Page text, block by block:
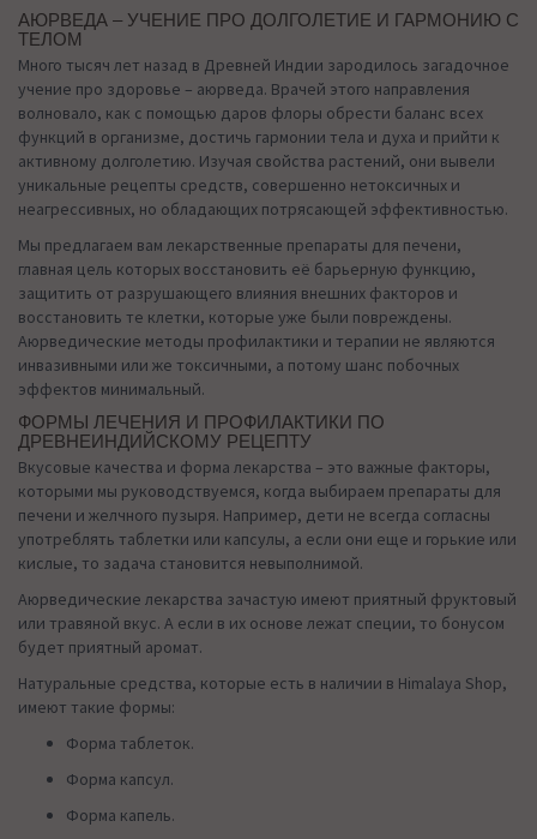
АЮРВЕДА – УЧЕНИЕ ПРО ДОЛГОЛЕТИЕ И ГАРМОНИЮ С
ТЕЛОМ
Много тысяч лет назад в Древней Индии зародилось загадочное
учение про здоровье – аюрведа. Врачей этого направления
волновало, как с помощью даров флоры обрести баланс всех
функций в организме, достичь гармонии тела и духа и прийти к
активному долголетию. Изучая свойства растений, они вывели
уникальные рецепты средств, совершенно нетоксичных и
неагрессивных, но обладающих потрясающей эффективностью.
Мы предлагаем вам лекарственные препараты для печени,
главная цель которых восстановить её барьерную функцию,
защитить от разрушающего влияния внешних факторов и
восстановить те клетки, которые уже были повреждены.
Аюрведические методы профилактики и терапии не являются
инвазивными или же токсичными, а потому шанс побочных
эффектов минимальный.
ФОРМЫ ЛЕЧЕНИЯ И ПРОФИЛАКТИКИ ПО
ДРЕВНЕИНДИЙСКОМУ РЕЦЕПТУ
Вкусовые качества и форма лекарства – это важные факторы,
которыми мы руководствуемся, когда выбираем препараты для
печени и желчного пузыря. Например, дети не всегда согласны
употреблять таблетки или капсулы, а если они еще и горькие или
кислые, то задача становится невыполнимой.
Аюрведические лекарства зачастую имеют приятный фруктовый
или травяной вкус. А если в их основе лежат специи, то бонусом
будет приятный аромат.
Натуральные средства, которые есть в наличии в Himalaya Shop,
имеют такие формы:
Форма таблеток.
Форма капсул.
Форма капель.